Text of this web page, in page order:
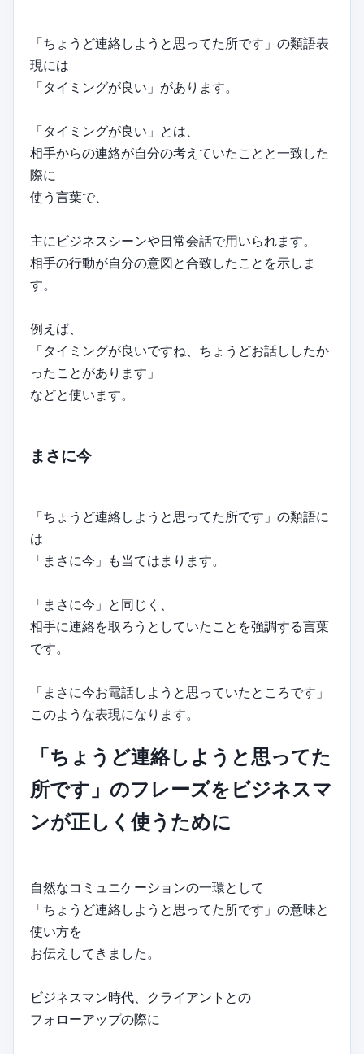
「ちょうど連絡しようと思ってた所です」の類語表
現には
「タイミングが良い」があります。
「タイミングが良い」とは、
相手からの連絡が自分の考えていたことと一致した
際に
使う言葉で、
主にビジネスシーンや日常会話で用いられます。
相手の行動が自分の意図と合致したことを示しま
す。
例えば、
「タイミングが良いですね、ちょうどお話ししたか
ったことがあります」
などと使います。
まさに今
「ちょうど連絡しようと思ってた所です」の類語に
は
「まさに今」も当てはまります。
「まさに今」と同じく、
相手に連絡を取ろうとしていたことを強調する言葉
です。
「まさに今お電話しようと思っていたところです」
このような表現になります。
「ちょうど連絡しようと思ってた
所です」のフレーズをビジネスマ
ンが正しく使うために
自然なコミュニケーションの一環として
「ちょうど連絡しようと思ってた所です」の意味と
使い方を
お伝えしてきました。
ビジネスマン時代、クライアントとの
フォローアップの際に